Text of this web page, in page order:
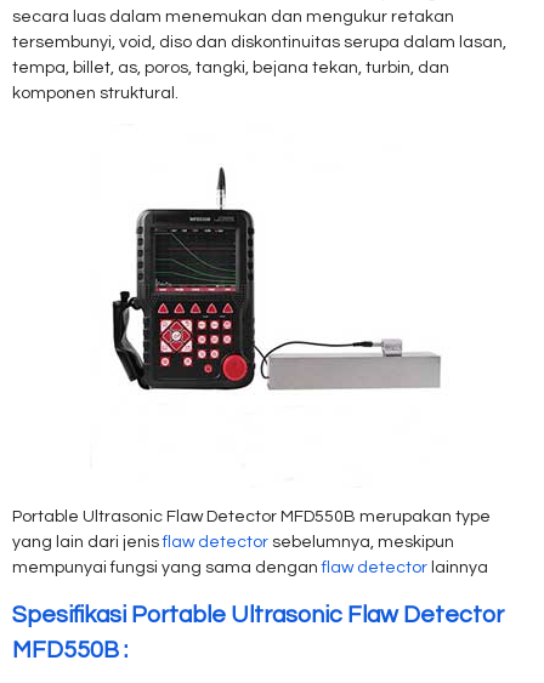
secara luas dalam menemukan dan mengukur retakan
tersembunyi, void, diso dan diskontinuitas serupa dalam lasan,
tempa, billet, as, poros, tangki, bejana tekan, turbin, dan
komponen struktural.
Portable Ultrasonic Flaw Detector MFD550B merupakan type
yang lain dari jenisflaw detector sebelumnya, meskipun
mempunyai fungsi yang sama denganflaw detector lainnya
Spesifikasi Portable Ultrasonic Flaw Detector
MFD550B :